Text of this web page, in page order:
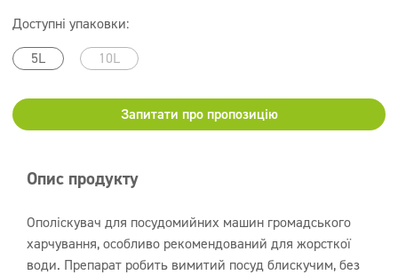
Доступні упаковки:
5L
10L
Запитати про пропозицію
Опис продукту
Ополіскувач для посудомийних машин громадського
харчування, особливо рекомендований для жорсткої
води. Препарат робить вимитий посуд блискучим, без